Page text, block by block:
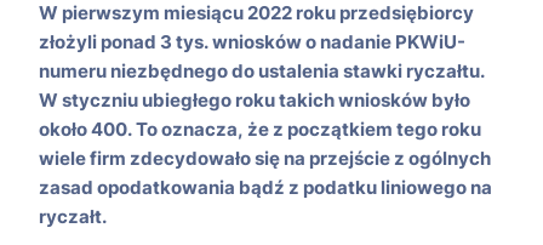
W pierwszym miesiącu 2022 roku przedsiębiorcy
złożyli ponad 3 tys. wniosków o nadanie PKWiU-
numeru niezbędnego do ustalenia stawki ryczałtu.
W styczniu ubiegłego roku takich wniosków było
około 400. To oznacza, że z początkiem tego roku
wiele firm zdecydowało się na przejście z ogólnych
zasad opodatkowania bądź z podatku liniowego na
ryczałt.